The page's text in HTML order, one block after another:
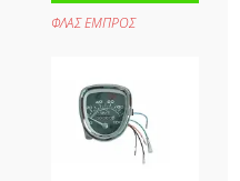
ΦΛΑΣ ΕΜΠΡΟΣ